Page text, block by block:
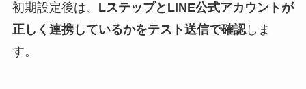
初期設定後は、 LステップとLINE公式アカウントが
正しく連携しているかをテスト送信で確認しま
す。